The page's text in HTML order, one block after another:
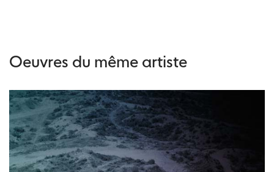
Oeuvres du même artiste